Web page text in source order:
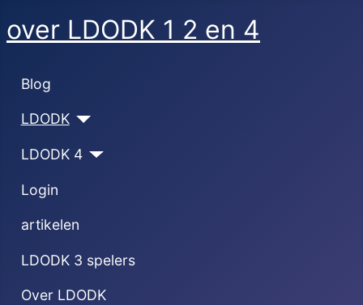
over LDODK 1 2 en 4
Blog
LDODK
LDODK 4
Login
artikelen
LDODK 3 spelers
Over LDODK